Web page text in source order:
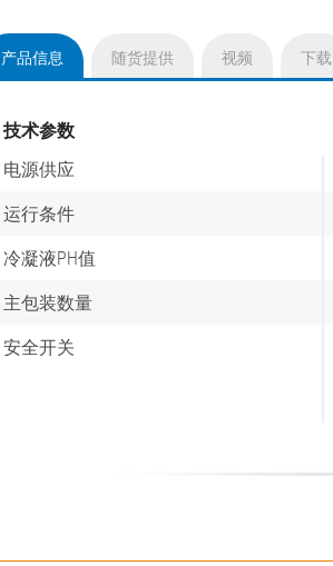
产品信息
(active
随货提供 视频 下载
技术参数
电源供应
运行条件
冷凝液PH值
主包装数量
安全开关